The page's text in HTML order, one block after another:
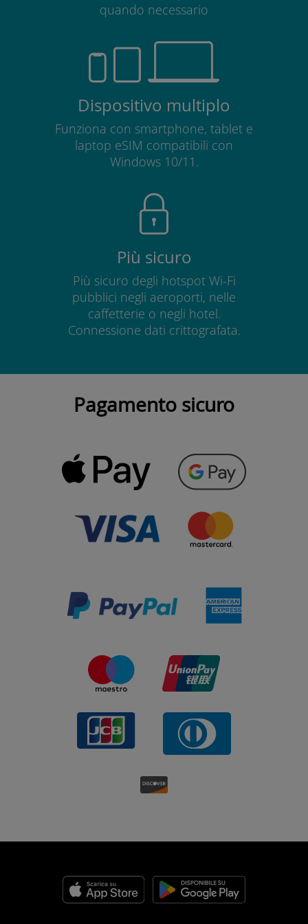
quando necessario
Dispositivo multiplo
Funziona con smartphone, tablet e
laptop eSIM compatibili con
Windows 10/11.
Più sicuro
Più sicuro degli hotspot Wi-Fi
pubblici negli aeroporti, nelle
caffetterie o negli hotel.
Connessione dati crittografata.
Pagamento sicuro